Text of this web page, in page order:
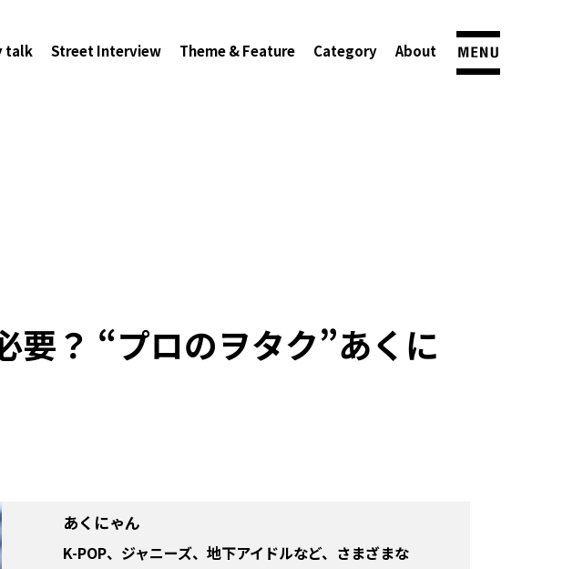
talk Street Interview Theme & Feature Category About
要？ “プロのヲタク”あくに
あくにゃん
K-POP、ジャニーズ、地下アイドルなど、さまざまな